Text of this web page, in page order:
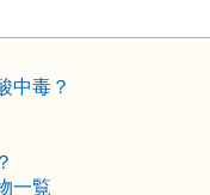
中毒？
一覧